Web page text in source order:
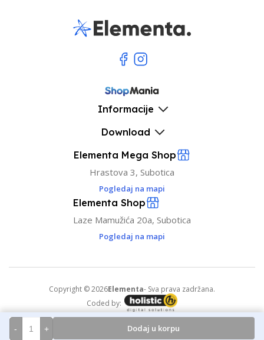
- + Dodaj u korpu
Informacije
Download
Elementa Mega Shop
Hrastova 3, Subotica
Pogledaj na mapi
Elementa Shop
Laze Mamužića 20a, Subotica
Pogledaj na mapi
Copyright © 2026Elementa- Sva prava zadržana.
Coded by: